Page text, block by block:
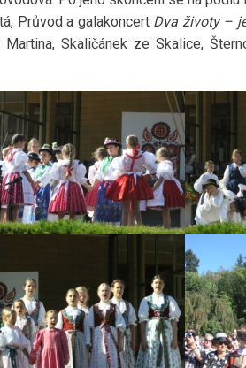
Průvod a galakoncert Dva životy –
Skaličánek ze Skalice,